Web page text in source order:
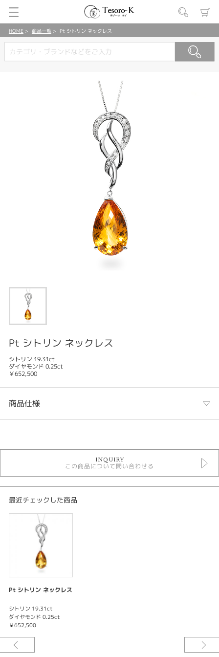
HOME 商品一覧 Pt シトリン ネックレス
Pt シトリン ネックレス
シトリン 19.31ct
ダイヤモンド 0.25ct
￥652,500
商品仕様
ネックレス
INQUIRY
この商品について問い合わせる
最近チェックした商品
Pt シトリン ネックレス
シトリン 19.31ct
ダイヤモンド 0.25ct
￥652,500